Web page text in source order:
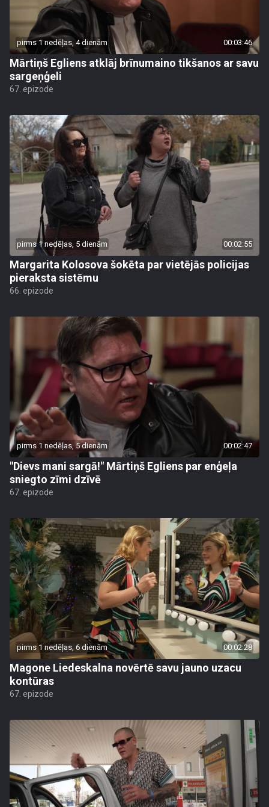
pirms 1 nedēļas, 4 dienām 00:03:46
Mārtiņš Egliens atklāj brīnumaino tikšanos ar savu
sargeņģeli
67. epizode
pirms 1 nedēļas, 5 dienām 00:02:55
Margarita Kolosova šokēta par vietējās policijas
pieraksta sistēmu
66. epizode
pirms 1 nedēļas, 5 dienām 00:02:47
"Dievs mani sargā!" Mārtiņš Egliens par enģeļa
sniegto zīmi dzīvē
67. epizode
pirms 1 nedēļas, 6 dienām 00:02:28
Magone Liedeskalna novērtē savu jauno uzacu
kontūras
67. epizode